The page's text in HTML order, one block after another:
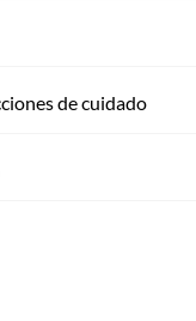
de cuidado